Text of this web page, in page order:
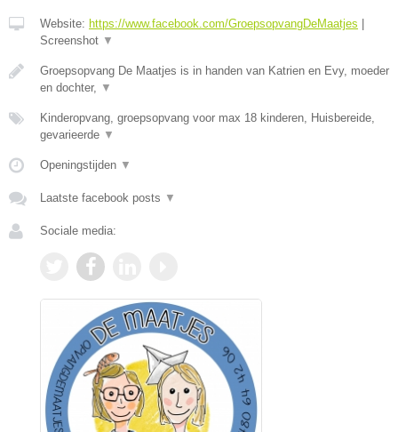
Website: https://www.facebook.com/GroepsopvangDeMaatjes |
Screenshot ▼
Groepsopvang De Maatjes is in handen van Katrien en Evy, moeder
en dochter,
▼
Kinderopvang, groepsopvang voor max 18 kinderen, Huisbereide,
gevarieerde ▼
Openingstijden ▼
Laatste facebook posts ▼
Sociale media: